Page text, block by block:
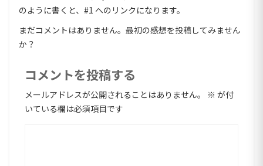
のように書くと、#1 へのリンクになります。
まだコメントはありません。最初の感想を投稿してみません
か？
コメントを投稿する
メールアドレスが公開されることはありません。 ※ が付
いている欄は必須項目です